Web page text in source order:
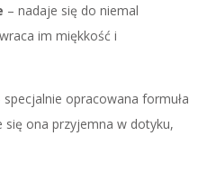
– nadaje się do niemal
im miękkość i
specjalnie opracowana formuła
się ona przyjemna w dotyku,